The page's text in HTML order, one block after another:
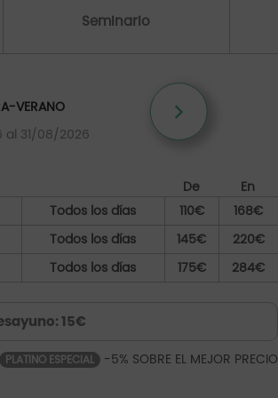
Seminario
VERANO
al 31/08/2026
De En
Todos los días 110€ 168€
Todos los días 145€ 220€
Todos los días 175€ 284€
15€
PLATINO ESPECIAL -5% SOBRE EL MEJOR PRECIO